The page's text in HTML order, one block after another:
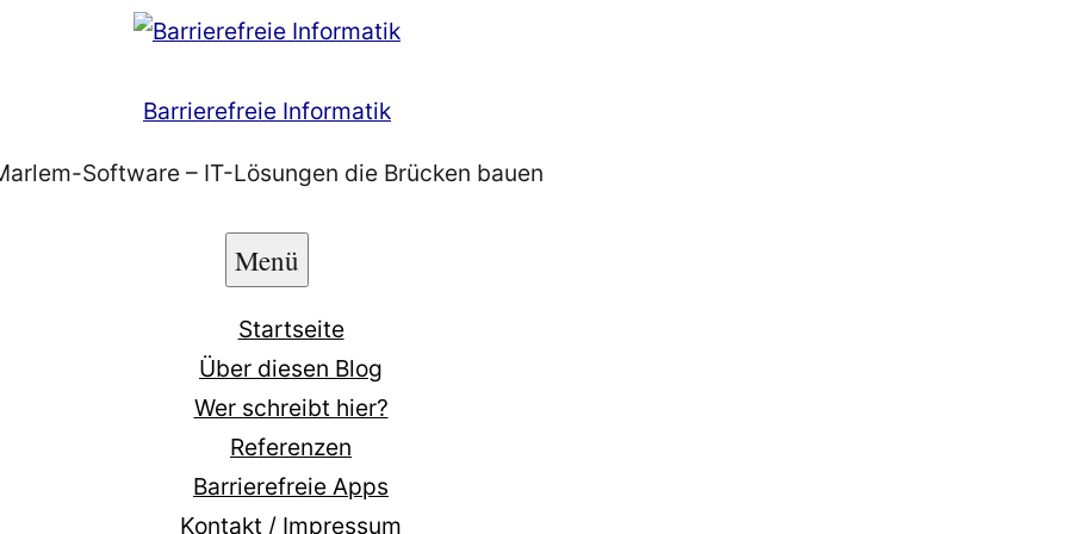
Barrierefreie Informatik
Software – IT-Lösungen die Brücken bauen
Menü
Startseite
Über diesen Blog
Wer schreibt hier?
Referenzen
Barrierefreie Apps
Kontakt / Impressum